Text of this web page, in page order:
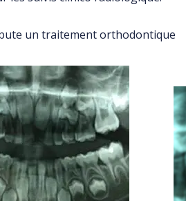
un traitement orthodontique